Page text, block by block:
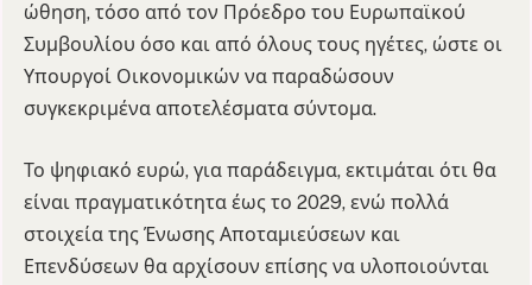
ώθηση, τόσο από τον Πρόεδρο του Ευρωπαϊκού
Συμβουλίου όσο και από όλους τους ηγέτες, ώστε οι
Υπουργοί Οικονομικών να παραδώσουν
συγκεκριμένα αποτελέσματα σύντομα.
Το ψηφιακό ευρώ, για παράδειγμα, εκτιμάται ότι θα
είναι πραγματικότητα έως το 2029, ενώ πολλά
στοιχεία της Ένωσης Αποταμιεύσεων και
Επενδύσεων θα αρχίσουν επίσης να υλοποιούνται